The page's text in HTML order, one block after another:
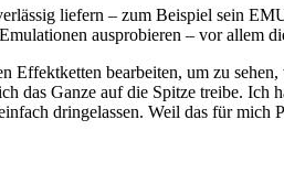
liefern – zum Beispiel sein
ausprobieren – vor allem
bearbeiten, um zu
Ganze auf die Spitze treibe. Ich
dringelassen. Weil das für mich